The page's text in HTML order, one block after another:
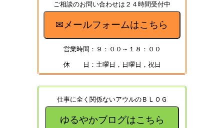
ご相談のお問い合わせは２４時間受付中
✉メールフォームはこちら
営業時間：９：００～１８：００
休 日：土曜日，日曜日，祝日
仕事に全く関係ないアウルのＢＬＯＧ
ゆるやかブログはこちら